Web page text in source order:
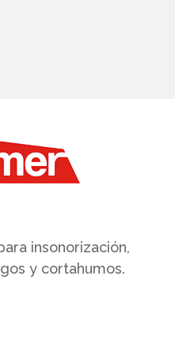
insonorización,
y cortahumos.